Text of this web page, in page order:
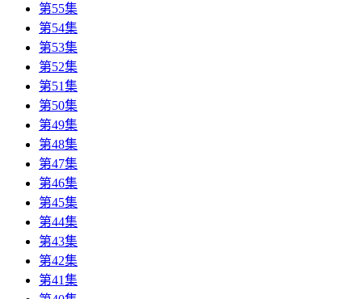
第55集
第54集
第53集
第52集
第51集
第50集
第49集
第48集
第47集
第46集
第45集
第44集
第43集
第42集
第41集